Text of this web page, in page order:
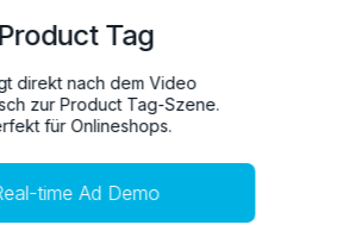
Product Tag
direkt nach dem Video
zur Product Tag-Szene.
für Onlineshops.
time Ad Demo